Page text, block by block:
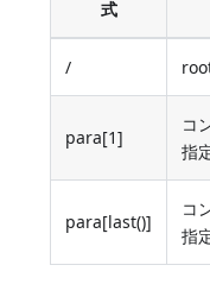
式
/
para[1]
コ
指
para[last()]
コ
指